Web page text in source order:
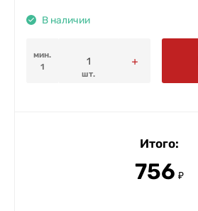
В наличии
мин.
1
шт.
Итого:
756 ₽